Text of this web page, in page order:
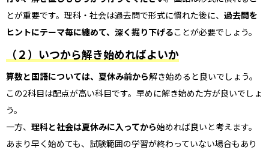
とが重要です。理科・社会は過去問で形式に慣れた後に、 過去問を
ヒントにテーマ毎に纏めて、深く掘り下げることが必要でしょう。
（２）いつから解き始めればよいか
算数と国語については、夏休み前から解き始めると良いでしょう。
この2科目は配点が高い科目です。早めに解き始めた方が良いでしょ
う。
一方、 理科と社会は夏休みに入ってから始めれば良いと考えます。
あまり早く始めても、試験範囲の学習が終わっていない場合もあり